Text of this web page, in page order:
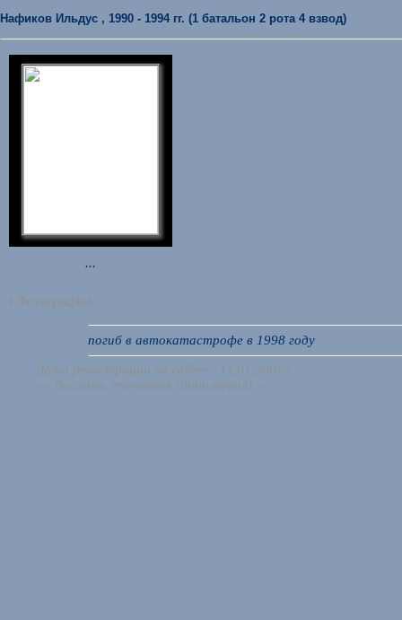
Нафиков Ильдус , 1990 - 1994 гг. (1 батальон 2 рота 4 взвод)
...
• Фотографии
погиб в автокатастрофе в 1998 году
Дата регистрации на сайте - 11.01.2007г.
«« Выслать уточнения (дополнения) »»